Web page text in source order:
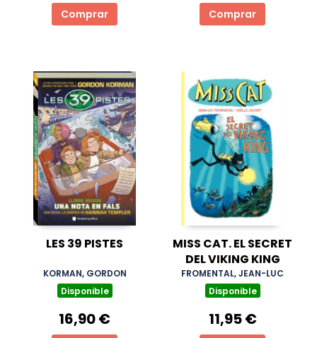
Comprar Comprar
LES 39 PISTES
KORMAN, GORDON
Disponible
16,90 €
MISS CAT. EL SECRET
DEL VIKING KING
FROMENTAL, JEAN-LUC
Disponible
11,95 €